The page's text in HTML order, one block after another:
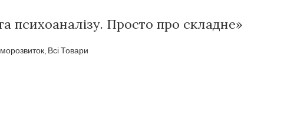
психоаналізу. Просто про складне»
, Всі Товари